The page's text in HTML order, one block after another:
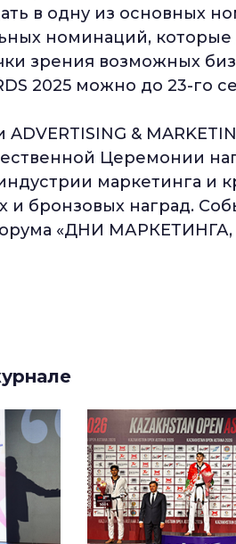
в одну из основных
номинаций,
зрения возможных
2025 можно до 23-го
&
Церемонии
маркетинга и
и бронзовых наград.
«ДНИ